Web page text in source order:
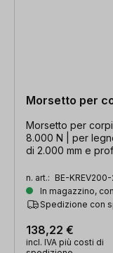
Morsetto per
Morsetto per
8.000 N | per
di 2.000 mm e
n. art.: BE-
In magazzino,
Spedizione con
138,22 €
incl. IVA più costi di